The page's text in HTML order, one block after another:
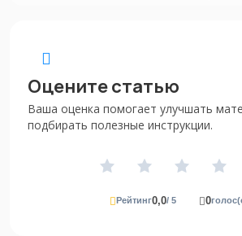
Оцените статью
Ваша оценка помогает улучшать
подбирать полезные инструкции.
Рейтинг0,0/ 5 0